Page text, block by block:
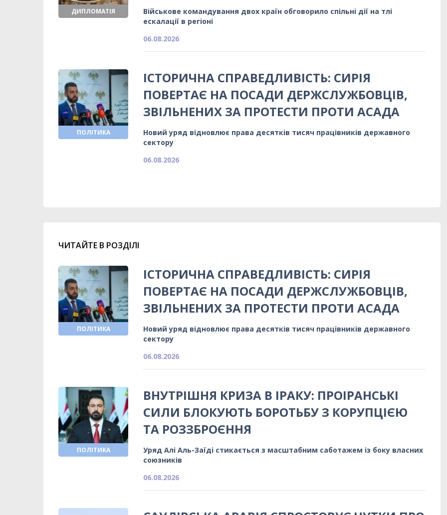
ДИПЛОМАТІЯ
Військове командування двох країн обговорило спільні дії на тлі
ескалації в регіоні
06.08.2026
ПОЛІТИКА
ІСТОРИЧНА СПРАВЕДЛИВІСТЬ: СИРІЯ
ПОВЕРТАЄ НА ПОСАДИ ДЕРЖСЛУЖБОВЦІВ,
ЗВІЛЬНЕНИХ ЗА ПРОТЕСТИ ПРОТИ АСАДА
Новий уряд відновлює права десятків тисяч працівників державного
сектору
06.08.2026
ЧИТАЙТЕ В РОЗДІЛІ
ПОЛІТИКА
ІСТОРИЧНА СПРАВЕДЛИВІСТЬ: СИРІЯ
ПОВЕРТАЄ НА ПОСАДИ ДЕРЖСЛУЖБОВЦІВ,
ЗВІЛЬНЕНИХ ЗА ПРОТЕСТИ ПРОТИ АСАДА
Новий уряд відновлює права десятків тисяч працівників державного
сектору
06.08.2026
ПОЛІТИКА
ВНУТРІШНЯ КРИЗА В ІРАКУ: ПРОІРАНСЬКІ
СИЛИ БЛОКУЮТЬ БОРОТЬБУ З КОРУПЦІЄЮ
ТА РОЗЗБРОЄННЯ
Уряд Алі Аль-Заїді стикається з масштабним саботажем із боку власних
союзників
06.08.2026